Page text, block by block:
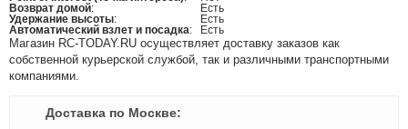
Возврат домой:
Есть
Удержание высоты:
Есть
Автоматический взлет и посадка: Есть
Магазин RC-TODAY.RU осуществляет доставку заказов как
собственной курьерской службой, так и различными транспортными
компаниями.
Доставка по Москве: